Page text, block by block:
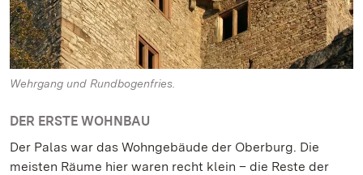
Wehrgang und Rundbogenfries.
DER ERSTE WOHNBAU
Der Palas war das Wohngebäude der Oberburg. Die
meisten Räume hier waren recht klein – die Reste der